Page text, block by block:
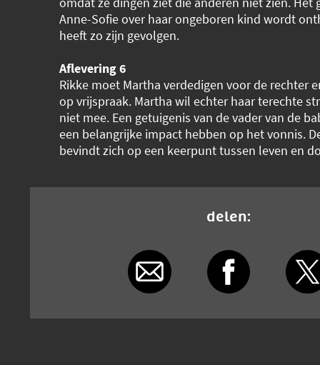
Anne-Sofie over haar ongeboren kind wordt
heeft zo zijn gevolgen.
Aflevering 6
Rikke moet Martha verdedigen voor de rechter
op vrijspraak. Martha wil echter haar terechte
niet mee. Een getuigenis van de vader van de
een belangrijke impact hebben op het vonnis.
bevindt zich op een keerpunt tussen leven en
delen: